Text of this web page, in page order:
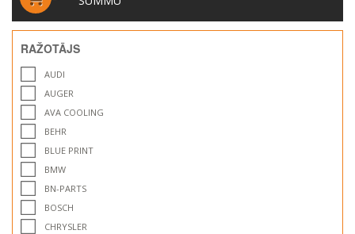
RAŽOTĀJS
AUDI
AUGER
AVA COOLING
BEHR
BLUE PRINT
BMW
BN-PARTS
BOSCH
CHRYSLER